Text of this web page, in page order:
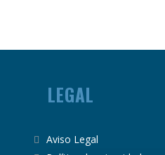
LEGAL
Aviso Legal